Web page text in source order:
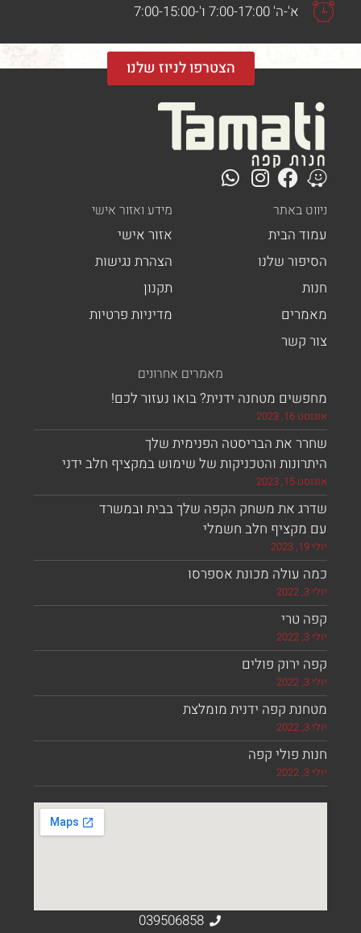
א'-ה' 7:00-17:00 ו'-7:00-15:00
הצטרפו לניוז שלנו
באתר
הבית
שלנו
מידע ואזור אישי
אזור אישי
הצהרת נגישות
מדיניות פרטיות
מאמרים אחרונים
מטחנה ידנית? בואו נעזור לכם!
את הבריסטה הפנימית שלך
והטכניקות של שימוש במקציף חלב ידני
את משחק הקפה שלך בבית ובמשרד
חלב חשמלי
עולה מכונת אספרסו
ירוק פולים
קפה ידנית מומלצת
פולי קפה
039506858